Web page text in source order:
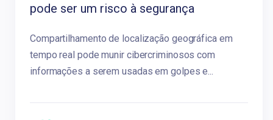
pode ser um risco à segurança
Compartilhamento de localização geográfica em
tempo real pode munir cibercriminosos com
informações a serem usadas em golpes e...